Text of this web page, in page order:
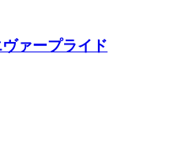
ァープライド